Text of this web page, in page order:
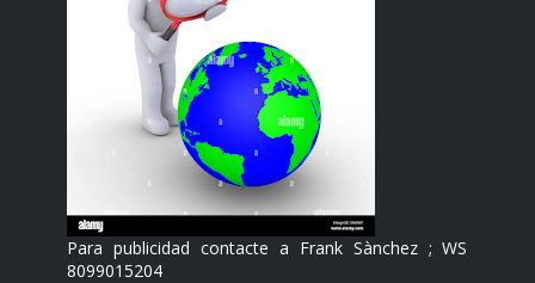
Para publicidad contacte a Frank Sànchez ; WS
8099015204